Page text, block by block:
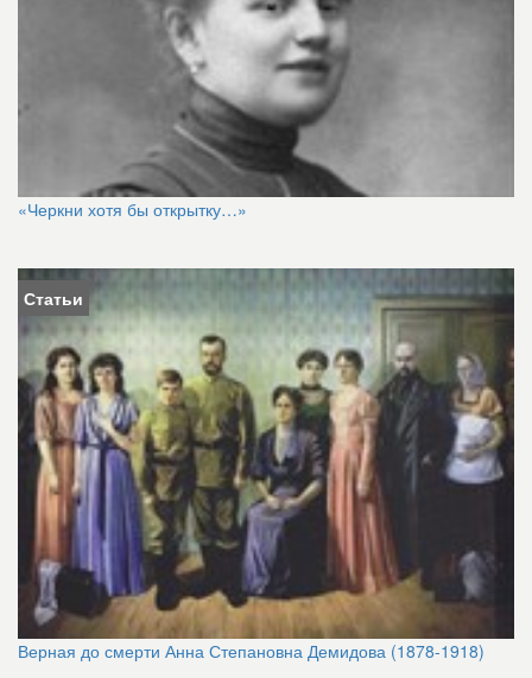
«Черкни хотя бы открытку…»
Статьи
Верная до смерти Анна Степановна Демидова (1878-1918)